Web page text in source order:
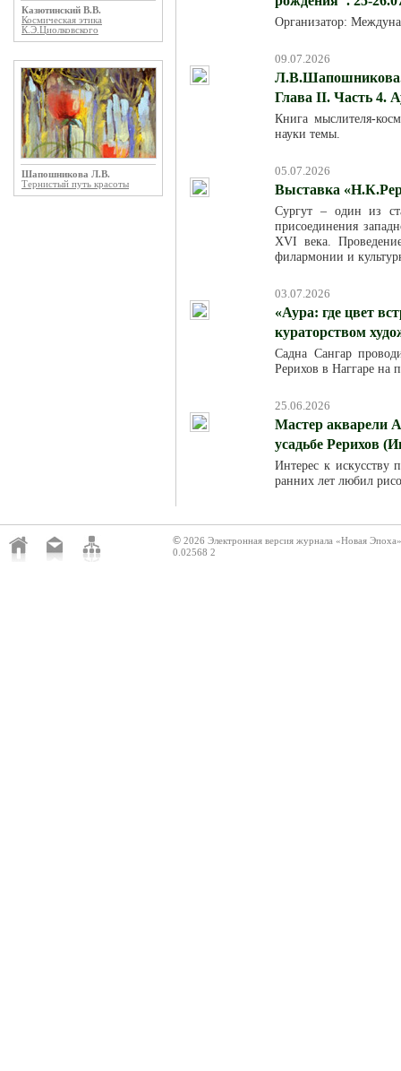
Казютинский В.В.
Космическая этика
К.Э.Циолковского
Шапошникова Л.В.
Тернистый путь красоты
Организатор:
09.07.2026
Л.В.Шапошникова.
Глава II. Часть 4.
Книга мыслителя-
науки темы.
05.07.2026
Выставка
Сургут – один из
присоединения
XVI века.
филармонии и
03.07.2026
«Аура: где цвет
кураторством
Садна Сангар
Рерихов в Наггаре на
25.06.2026
Мастер акварели
усадьбе Рерихов
Интерес к искусству
ранних лет любил
© 2026 Электронная версия журнала «Новая Эпоха»
0.02568 2